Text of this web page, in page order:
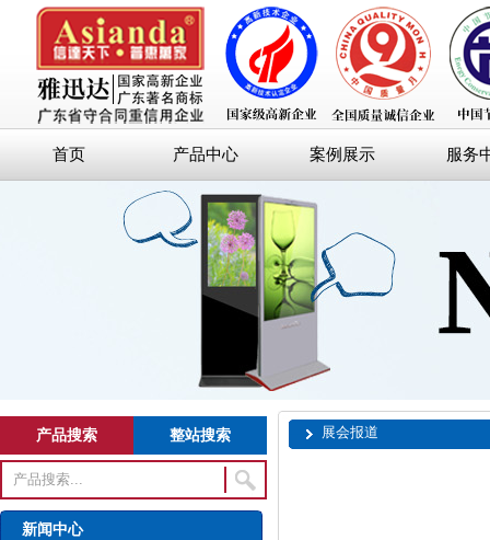
首页 产品中心 案例展示 服务
产品搜索 整站搜索
新闻中心
展会报道